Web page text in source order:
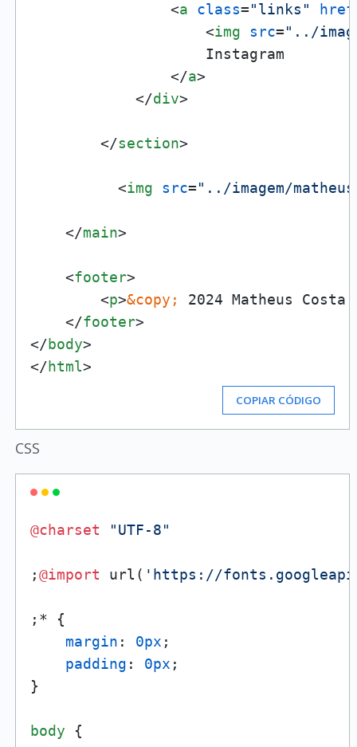
<a class="links" href
<img src="../
                    Instagram
</a>
</div>
</section>
<img src="../imagem/
</main>
<footer>
<p>&copy;
2024 Matheus
</footer>
</body>
</html>
COPIAR CÓDIGO
CSS
@charset "UTF-8"
;@import url( 'https://
;* {
margin : 0px ;
padding : 0px ;
}
body {